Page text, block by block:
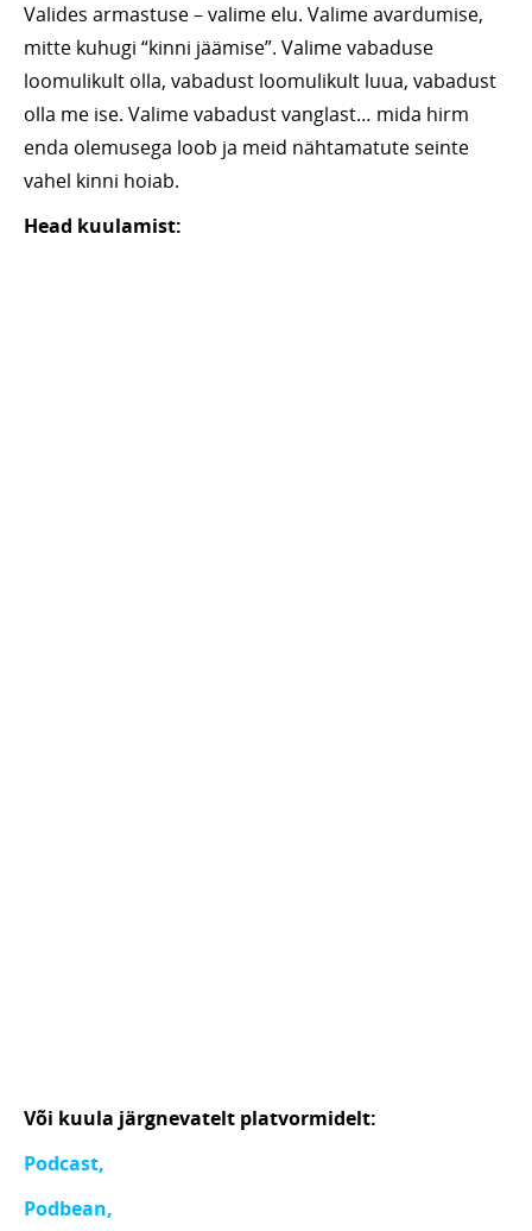
Valides armastuse – valime elu. Valime avardumise,
mitte kuhugi “kinni jäämise”. Valime vabaduse
loomulikult olla, vabadust loomulikult luua, vabadust
olla me ise. Valime vabadust vanglast… mida hirm
enda olemusega loob ja meid nähtamatute seinte
vahel kinni hoiab.
Head kuulamist:
Või kuula järgnevatelt platvormidelt:
Podcast,
Podbean,